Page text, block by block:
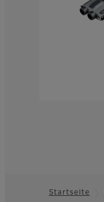
Startseite